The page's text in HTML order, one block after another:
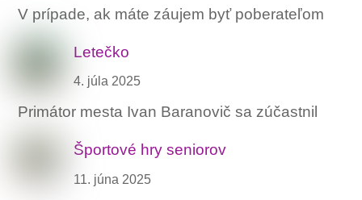
V prípade, ak máte záujem byť poberateľom
Letečko
4. júla 2025
Primátor mesta Ivan Baranovič sa zúčastnil
Športové hry seniorov
11. júna 2025